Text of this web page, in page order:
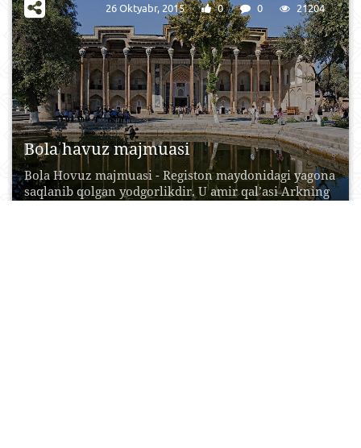
Bola havuz majmuasi
Bola Hovuz majmuasi - Registon maydonidagi yagona
saqlanib qolgan yodgorlikdir. U amir qal’asi Arkning
26 Oktyabr, 2015 0 0 21204